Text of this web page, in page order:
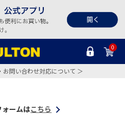
0
お問い合わせ対応について ＞
ームはこちら